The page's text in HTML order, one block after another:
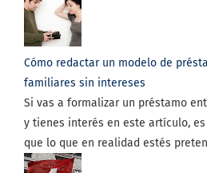
Cómo redactar un modelo de
familiares sin intereses
Si vas a formalizar un préstamo
y tienes interés en este artículo,
que lo que en realidad estés